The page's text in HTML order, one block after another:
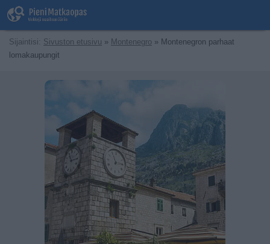
Sijaintisi: Sivuston etusivu » Montenegro » Montenegron parhaat
lomakaupungit